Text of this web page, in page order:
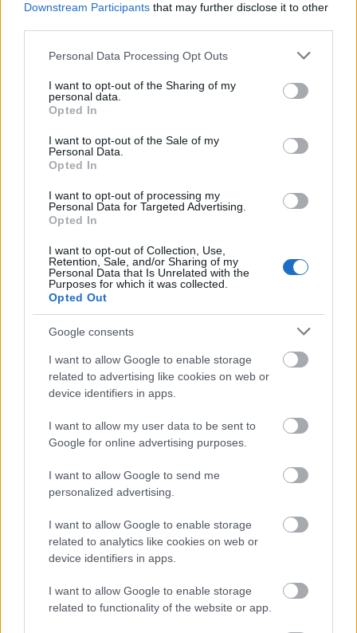
Downstream Participants that may further disclose it to other
Please note that this website/app uses one or more Google
not limited to your visit or usage behaviour. You may click to
grant or deny consent to Google and its third-party tags to
use your data for below specified purposes in below Google
consent section.
Personal Data Processing Opt Outs
I want to opt-out of the Sharing of my
personal data.
Opted In
I want to opt-out of the Sale of my
Personal Data.
Opted In
I want to opt-out of processing my
Personal Data for Targeted Advertising.
Opted In
I want to opt-out of Collection, Use,
Retention, Sale, and/or Sharing of my
Personal Data that Is Unrelated with the
Purposes for which it was collected.
Opted Out
Google consents
I want to allow Google to enable storage
related to advertising like cookies on web or
device identifiers in apps.
I want to allow my user data to be sent to
Google for online advertising purposes.
I want to allow Google to send me
personalized advertising.
I want to allow Google to enable storage
related to analytics like cookies on web or
device identifiers in apps.
I want to allow Google to enable storage
related to functionality of the website or app.
is biztos vagyok már most, hogy rengeteget fogok
mélyebb tanulmányozásra is ösztönzött. Az egyik a
Gameboy, a másik a
gondolom, hogy ha minden nap nem is lesz időm
hosszú órákat tölteni azzal, hogy egy témát
behatóbban is megismerjek, de törekedni fogok
arra, hogy legyenek hasonló napok is az
elkövetkezendő hónapok során. Próbálok minél
többet tanulni ebből a projektből.
A mostani hetet Bokros "Hipra" György vitte,remek
munkákkal. Jövő héten pedig Udvardi Ramóna fog
minden nap tervezni. Róla azt kell tudni, hogy nem
csak nagyszerű grafikus, de tanult tipográfus is.
Úgyhogy én például nagyon várom, hogy vajon
milyen tervekkel vezeti fel az első hetét.
A blog neveDesign365
update
Közben kikerült a Gambeoy template-em
SketchAppSources-ra. Remélem, hogy hosszú
utóélete lesz :)